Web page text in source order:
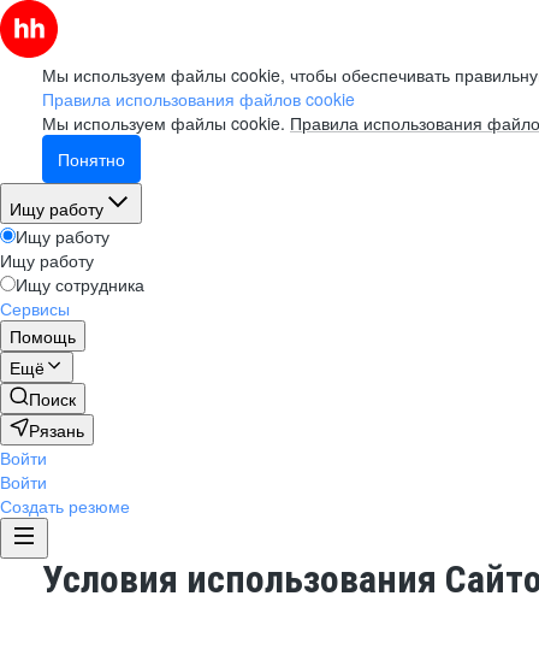
Мы используем файлы cookie, чтобы обеспечивать
Правила использования файлов cookie
Мы используем файлы cookie. Правила использования
Понятно
Ищу работу
Ищу работу
Ищу работу
Ищу сотрудника
Сервисы
Помощь
Ещё
Поиск
Рязань
Войти
Войти
Создать резюме
Условия использования